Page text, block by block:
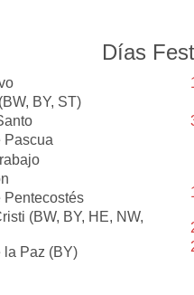
Días
(BW, BY, ST)
Pascua
Pentecostés
(BW, BY, HE, NW,
la Paz (BY)